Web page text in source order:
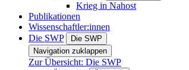
Krieg in Nahost
Publikationen
Wissenschaftler:innen
Die SWP
Die SWP
Navigation zuklappen
Zur Übersicht: Die SWP